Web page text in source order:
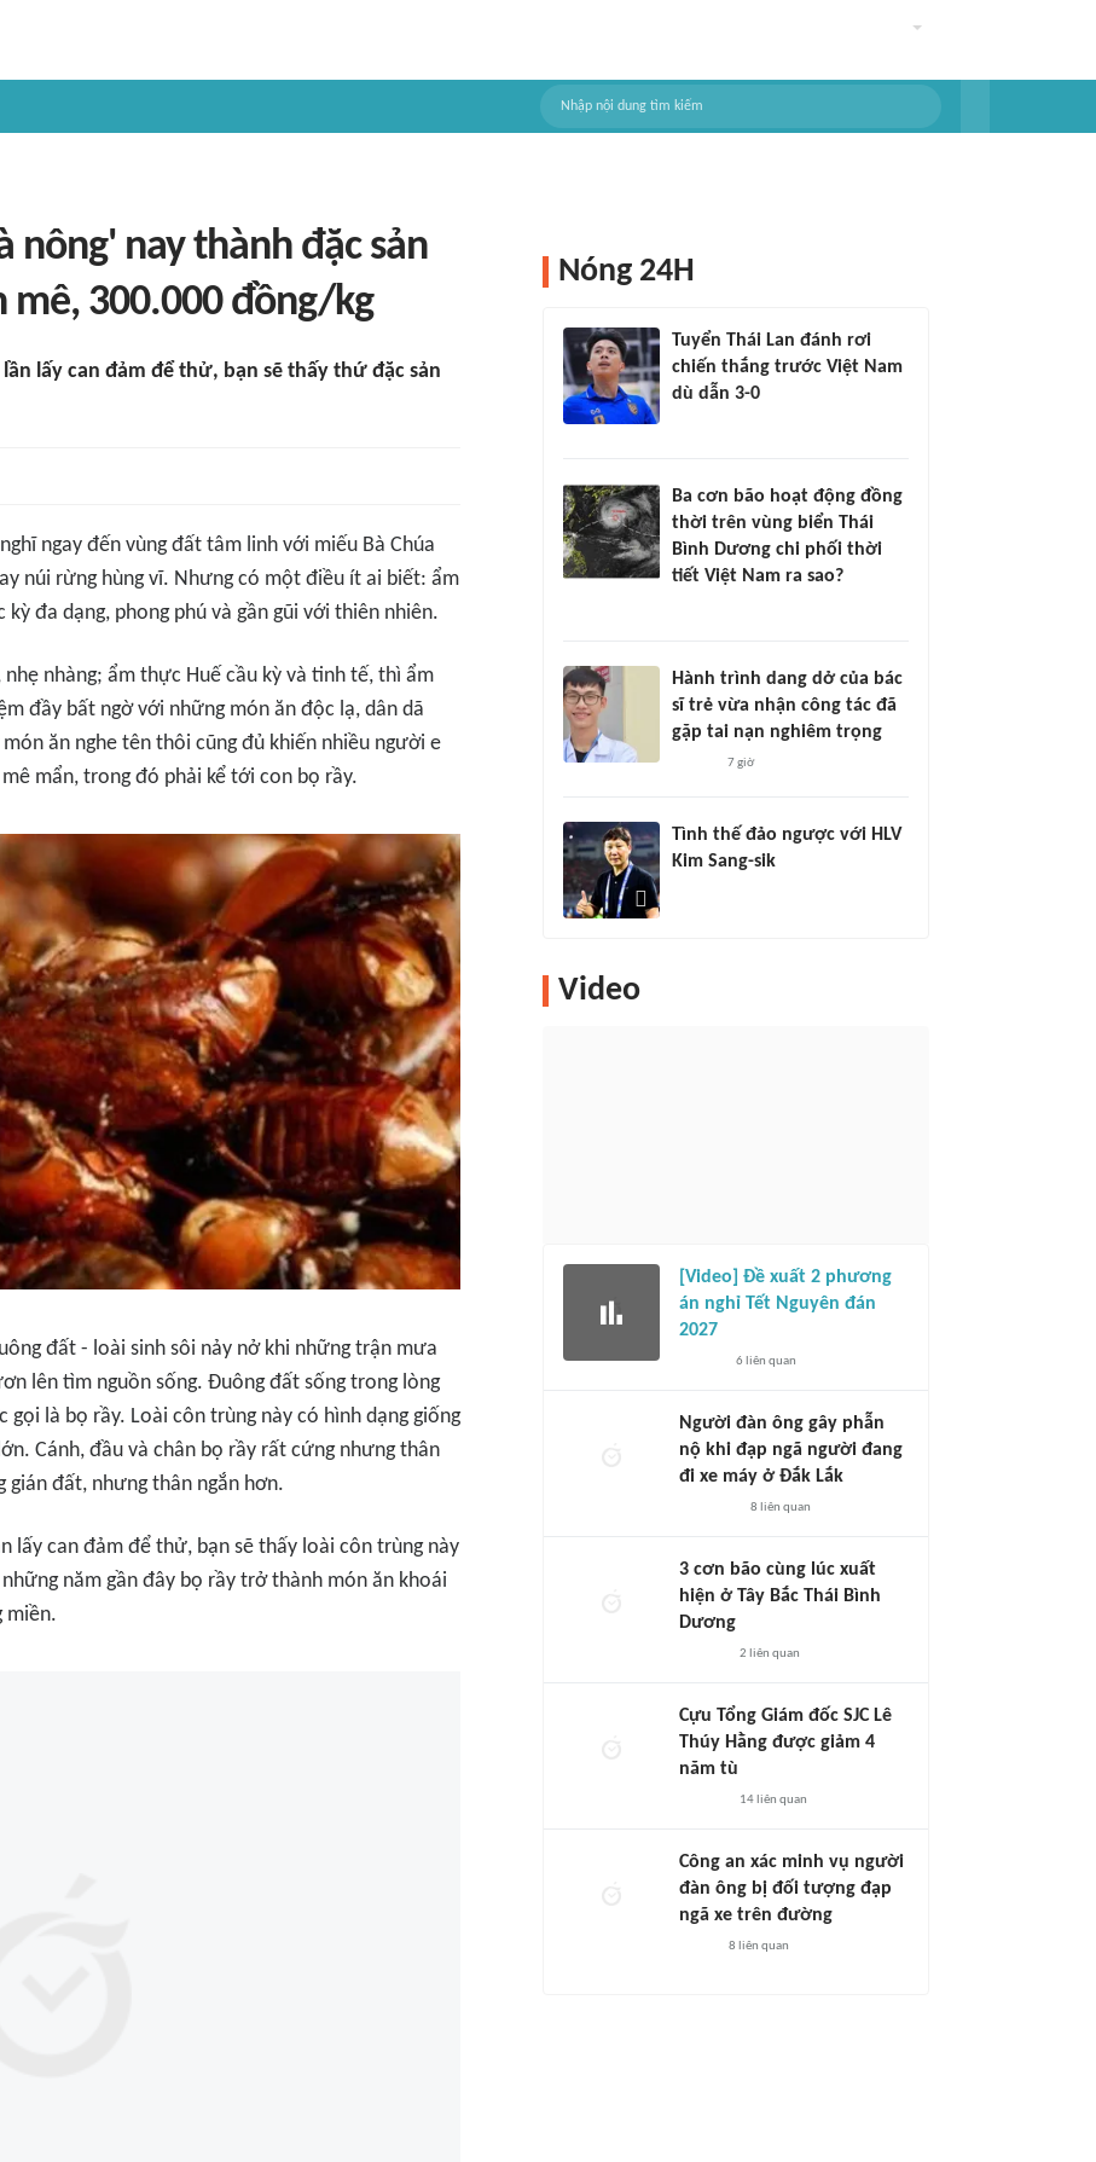
nông' nay thành đặc sản
300.000 đồng/kg
lấy can đảm để thử, bạn sẽ thấy thứ đặc sản
ngay đến vùng đất tâm linh với miếu Bà Chúa
núi rừng hùng vĩ. Nhưng có một điều ít ai biết: ẩm
đa dạng, phong phú và gần gũi với thiên nhiên.
nhàng; ẩm thực Huế cầu kỳ và tinh tế, thì ẩm
đầy bất ngờ với những món ăn độc lạ, dân dã
ăn nghe tên thôi cũng đủ khiến nhiều người e
mẩn, trong đó phải kể tới con bọ rầy.
đất - loài sinh sôi nảy nở khi những trận mưa
lên tìm nguồn sống. Đuông đất sống trong lòng
là bọ rầy. Loài côn trùng này có hình dạng giống
Cánh, đầu và chân bọ rầy rất cứng nhưng thân
gián đất, nhưng thân ngắn hơn.
lấy can đảm để thử, bạn sẽ thấy loài côn trùng này
năm gần đây bọ rầy trở thành món ăn khoái
miền.
Nóng 24H
Tuyển Thái Lan đánh rơi
chiến thắng trước Việt Nam
dù dẫn 3-0
Ba cơn bão hoạt động đồng
thời trên vùng biển Thái
Bình Dương chi phối thời
tiết Việt Nam ra sao?
Hành trình dang dở của bác
sĩ trẻ vừa nhận công tác đã
gặp tai nạn nghiêm trọng
7 giờ
Tình thế đảo ngược với HLV
Kim Sang-sik
Video
[Video] Đề xuất 2 phương
án nghỉ Tết Nguyên đán
2027
6 liên quan
Người đàn ông gây phẫn
nộ khi đạp ngã người đang
đi xe máy ở Đắk Lắk
8 liên quan
3 cơn bão cùng lúc xuất
hiện ở Tây Bắc Thái Bình
Dương
2 liên quan
Cựu Tổng Giám đốc SJC Lê
Thúy Hằng được giảm 4
năm tù
14 liên quan
Công an xác minh vụ người
đàn ông bị đối tượng đạp
ngã xe trên đường
8 liên quan